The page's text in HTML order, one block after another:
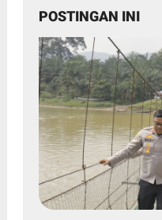
POSTINGAN INI